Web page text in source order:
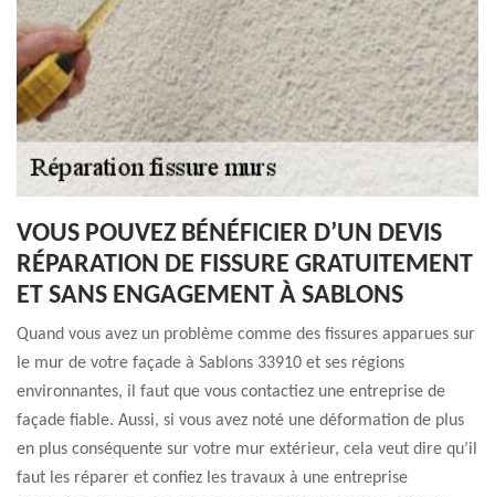
VOUS POUVEZ BÉNÉFICIER D’UN DEVIS
RÉPARATION DE FISSURE GRATUITEMENT
ET SANS ENGAGEMENT À SABLONS
Quand vous avez un problème comme des fissures apparues sur
le mur de votre façade à Sablons 33910 et ses régions
environnantes, il faut que vous contactiez une entreprise de
façade fiable. Aussi, si vous avez noté une déformation de plus
en plus conséquente sur votre mur extérieur, cela veut dire qu’il
faut les réparer et confiez les travaux à une entreprise